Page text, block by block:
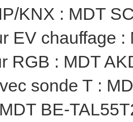
KNX : MDT
EV
RGB : MDT
sonde T :
BE-